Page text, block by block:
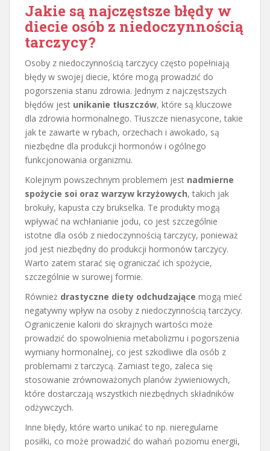
Jakie są najczęstsze błędy w
diecie osób z niedoczynnością
tarczycy?
Osoby z niedoczynnością tarczycy często popełniają
błędy w swojej diecie, które mogą prowadzić do
pogorszenia stanu zdrowia. Jednym z najczęstszych
błędów jest unikanie tłuszczów, które są kluczowe
dla zdrowia hormonalnego. Tłuszcze nienasycone, takie
jak te zawarte w rybach, orzechach i awokado, są
niezbędne dla produkcji hormonów i ogólnego
funkcjonowania organizmu.
Kolejnym powszechnym problemem jest nadmierne
spożycie soi oraz warzyw krzyżowych, takich jak
brokuły, kapusta czy brukselka. Te produkty mogą
wpływać na wchłanianie jodu, co jest szczególnie
istotne dla osób z niedoczynnością tarczycy, ponieważ
jod jest niezbędny do produkcji hormonów tarczycy.
Warto zatem starać się ograniczać ich spożycie,
szczególnie w surowej formie.
Również drastyczne diety odchudzające mogą mieć
negatywny wpływ na osoby z niedoczynnością tarczycy.
Ograniczenie kalorii do skrajnych wartości może
prowadzić do spowolnienia metabolizmu i pogorszenia
wymiany hormonalnej, co jest szkodliwe dla osób z
problemami z tarczycą. Zamiast tego, zaleca się
stosowanie zrównoważonych planów żywieniowych,
które dostarczają wszystkich niezbędnych składników
odżywczych.
Inne błędy, które warto unikać to np. nieregularne
posiłki, co może prowadzić do wahań poziomu energii,